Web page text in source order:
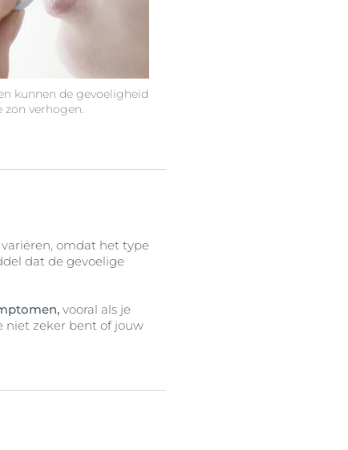
kunnen de gevoeligheid
zon verhogen.
omdat het type
dat de gevoelige
vooral als je
niet zeker bent of jouw